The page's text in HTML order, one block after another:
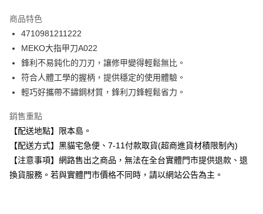
Apple Pay
街口支付
悠遊付
Google Pay
全盈+PAY
【大哥付你分期使用說明】
1.本服務由台灣大哥大提供，台灣大哥大用戶可立即使用無須另外申請。
ATM付款
商品特色
4710981211222
MEKO大指甲刀A022
鋒利不易鈍化的刀刃，讓修甲變得輕鬆無比。
符合人體工學的握柄，提供穩定的使用體驗。
輕巧好攜帶不鏽鋼材質，鋒利刀鋒輕鬆省力。
銷售重點
【配送地點】限本島。
【配送方式】黑貓宅急便、7-11付款取貨(超商進貨材積限制內)
【注意事項】網路售出之商品，無法在全台實體門市提供退款、退
換貨服務。若與實體門市價格不同時，請以網站公告為主。